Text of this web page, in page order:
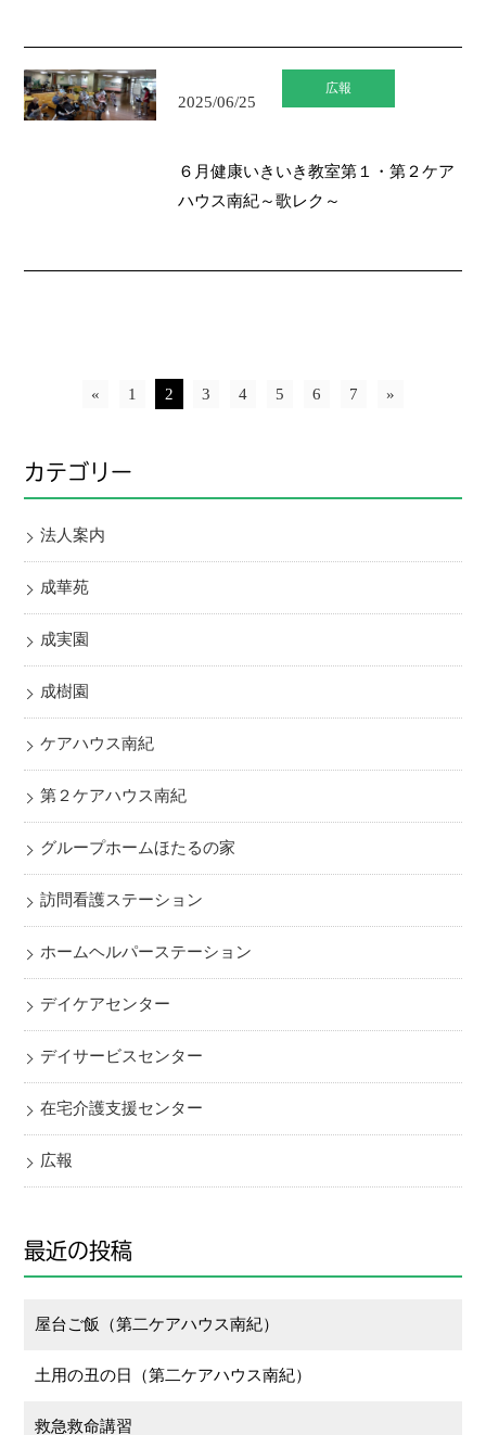
2025/06/25
広報
６月健康いきいき教室第１・第２ケア
ハウス南紀～歌レク～
« 1 2 3 4 5 6 7 »
カテゴリー
法人案内
成華苑
成実園
成樹園
ケアハウス南紀
第２ケアハウス南紀
グループホームほたるの家
訪問看護ステーション
ホームヘルパーステーション
デイケアセンター
デイサービスセンター
在宅介護支援センター
広報
最近の投稿
屋台ご飯（第二ケアハウス南紀）
土用の丑の日（第二ケアハウス南紀）
救急救命講習